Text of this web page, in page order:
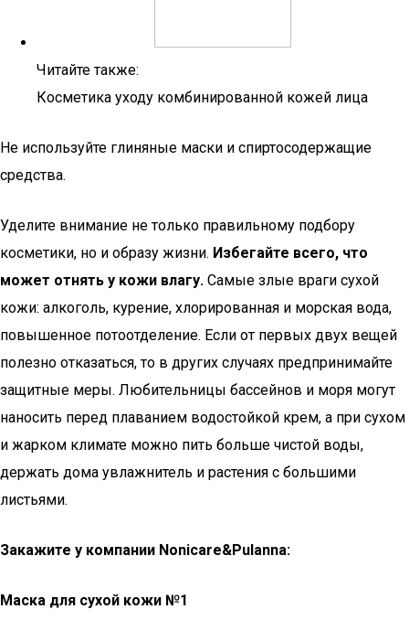
Читайте также:
Косметика уходу комбинированной кожей лица
Не используйте глиняные маски и спиртосодержащие
средства.
Уделите внимание не только правильному подбору
косметики, но и образу жизни. Избегайте всего, что
может отнять у кожи влагу. Самые злые враги сухой
кожи: алкоголь, курение, хлорированная и морская вода,
повышенное потоотделение. Если от первых двух вещей
полезно отказаться, то в других случаях предпринимайте
защитные меры. Любительницы бассейнов и моря могут
наносить перед плаванием водостойкой крем, а при сухом
и жарком климате можно пить больше чистой воды,
держать дома увлажнитель и растения с большими
листьями.
Закажите у компании Nonicare&Pulanna:
Маска для сухой кожи №1